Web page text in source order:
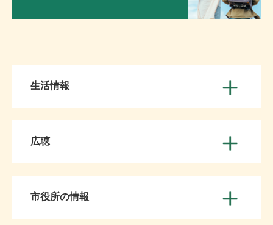
生活情報
広聴
市役所の情報